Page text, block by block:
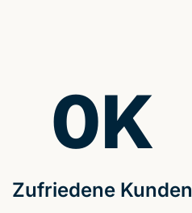
Zufriedene Kunden
0K